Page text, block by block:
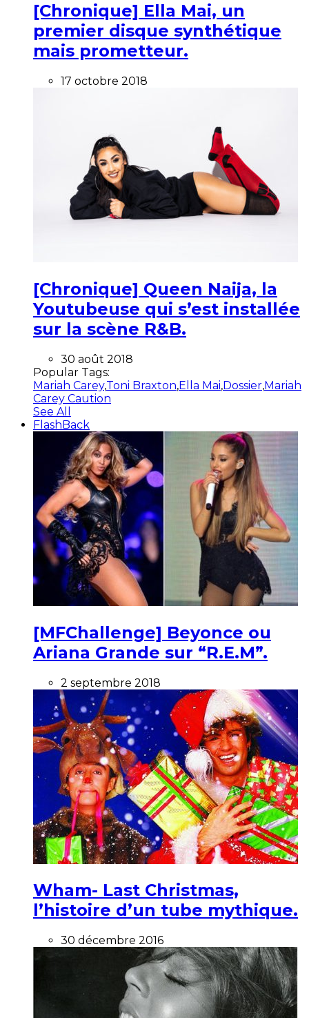
[Chronique] Ella Mai, un
premier disque synthétique
mais prometteur.
17 octobre 2018
[Chronique] Queen Naija, la
Youtubeuse qui s’est installée
sur la scène R&B.
30 août 2018
Popular Tags:
Mariah Carey,Toni Braxton,Ella Mai,Dossier,Mariah
Carey Caution
See All
FlashBack
[MFChallenge] Beyonce ou
Ariana Grande sur “R.E.M”.
2 septembre 2018
Wham- Last Christmas,
l’histoire d’un tube mythique.
30 décembre 2016